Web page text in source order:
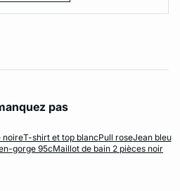
pas
noireT-shirt et top blancPull roseJean bleu
gorge 95cMaillot de bain 2 pièces noir